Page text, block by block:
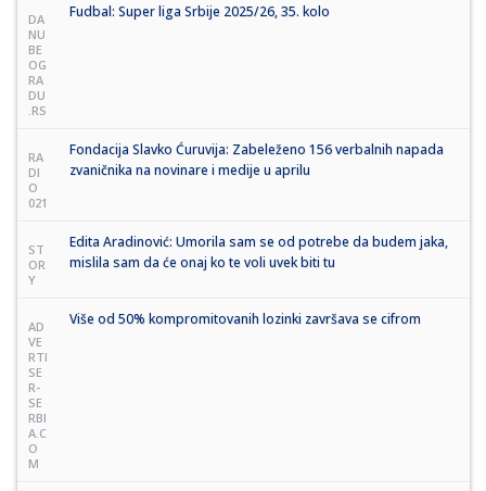
DA
NU
BE
OG
RA
DU
.RS
Fudbal: Super liga Srbije 2025/26, 35. kolo
RA
DI
O
021
Fondacija Slavko Ćuruvija: Zabeleženo 156 verbalnih napada
zvaničnika na novinare i medije u aprilu
ST
OR
Y
Edita Aradinović: Umorila sam se od potrebe da budem jaka,
mislila sam da će onaj ko te voli uvek biti tu
AD
VE
RTI
SE
R-
SE
RBI
A.C
O
M
Više od 50% kompromitovanih lozinki završava se cifrom